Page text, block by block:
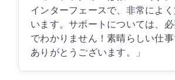
インターフェースで、非常によ
います。サポートについては、
でわかりません！素晴らしい仕
ありがとうございます。」